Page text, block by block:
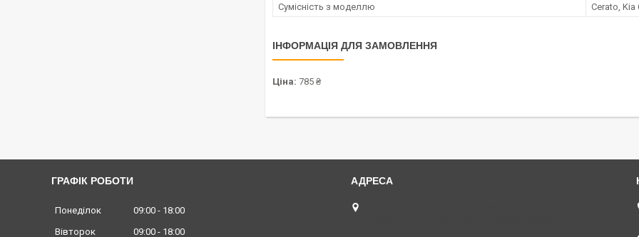
Сумісність з моделлю
Cerato, Kia
ІНФОРМАЦІЯ ДЛЯ ЗАМОВЛЕННЯ
Ціна: 785 ₴
ГРАФІК РОБОТИ
Понеділок 09:00
18:00
Вівторок
09:00 18:00